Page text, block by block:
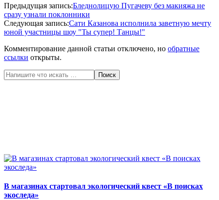
2017-
10-
05
Предыдущая запись:Бледнолицую Пугачеву без макияжа не
сразу узнали поклонники
Следующая запись:Сати Казанова исполнила заветную мечту
юной участницы шоу "Ты супер! Танцы!"
Комментирование данной статьи отключено, но обратные
ссылки открыты.
Поиск
В магазинах стартовал экологический квест «В поисках
экоследа»